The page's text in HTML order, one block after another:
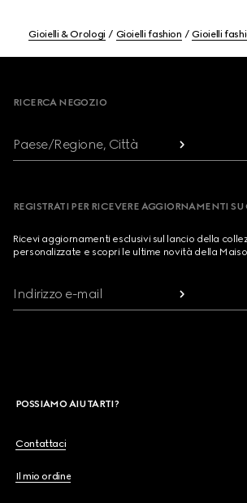
Gioielli & Orologi Gioielli fashion Gioielli
RICERCA NEGOZIO
Paese/Regione, Città
REGISTRATI PER RICEVERE AGGIORNAMENTI
Ricevi aggiornamenti esclusivi sul lancio della
personalizzate e scopri le ultime novità della
Indirizzo e-mail
POSSIAMO AIUTARTI?
Contattaci
Il mio ordine